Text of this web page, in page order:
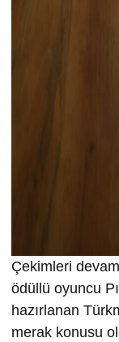
Çekimleri
ödüllü oyuncu
hazırlanan
merak konusu